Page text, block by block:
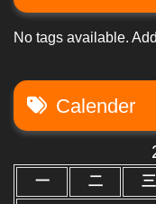
No tags available.
Calender
一 二 三